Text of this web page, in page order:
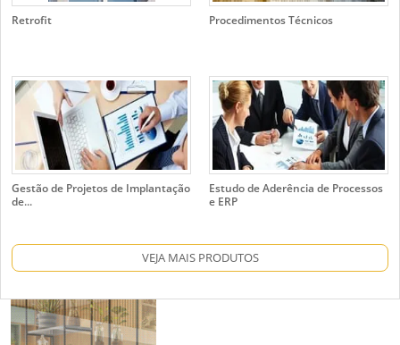
Retrofit Procedimentos Técnicos
Gestão de Projetos de Implantação
de...
Estudo de Aderência de Processos
e ERP
VEJA MAIS PRODUTOS